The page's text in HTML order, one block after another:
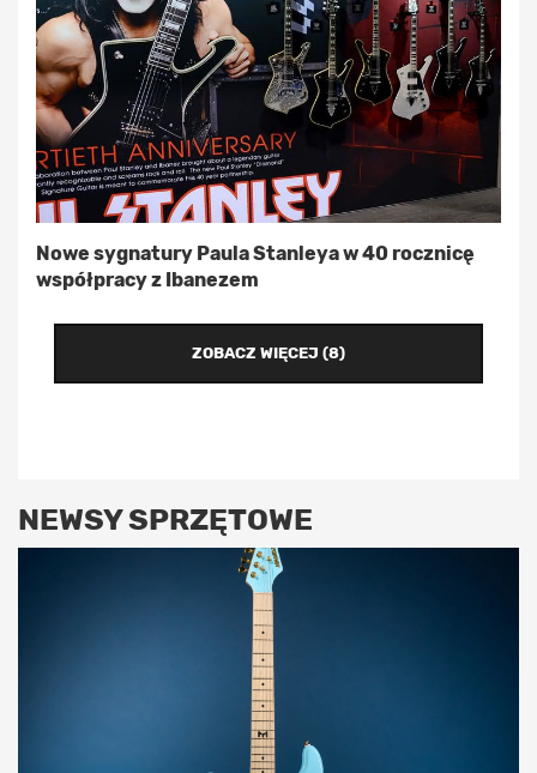
Nowe sygnatury Paula Stanleya w 40 rocznicę
współpracy z Ibanezem
ZOBACZ WIĘCEJ (8)
NEWSY SPRZĘTOWE